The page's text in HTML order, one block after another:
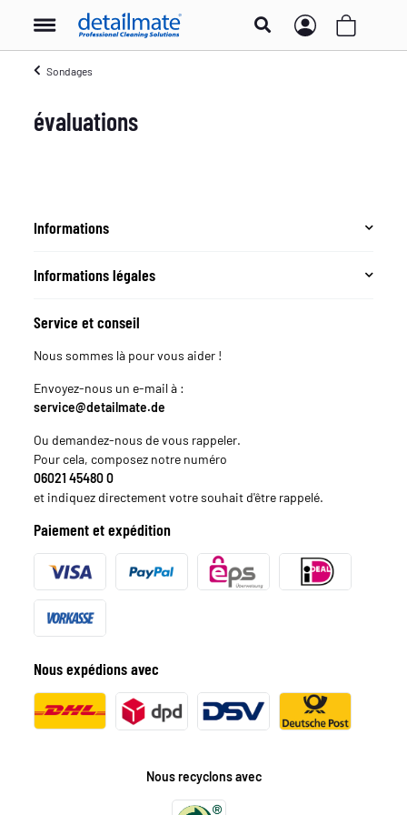
Sondages
évaluations
Informations
Informations légales
Service et conseil
Nous sommes là pour vous aider !
Envoyez-nous un e-mail à :
service@detailmate.de
Ou demandez-nous de vous rappeler.
Pour cela, composez notre numéro
06021 45480 0
et indiquez directement votre souhait d'être rappelé.
Paiement et expédition
Nous expédions avec
Nous recyclons avec